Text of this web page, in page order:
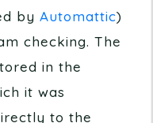
by Automattic)
checking. The
in the
it was
to the